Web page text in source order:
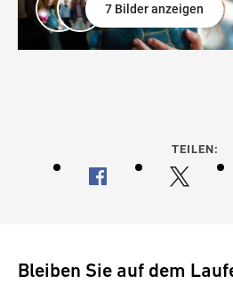
7 Bilder anzeigen
TEILEN:
Bleiben Sie auf dem